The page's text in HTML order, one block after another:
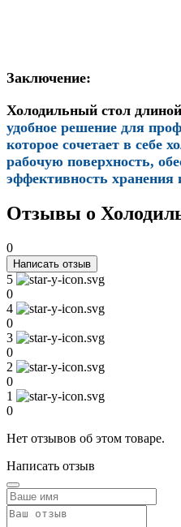
Заключение:
Холодильный стол
удобное решение для
которое сочетает в себе
рабочую поверхность,
эффективность хранения
Отзывы о
0
Написать отзыв
5
0
4
0
3
0
2
0
1
0
Нет отзывов об этом товаре.
Написать отзыв